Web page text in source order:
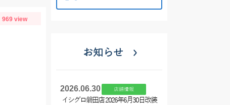
969 view
お知らせ
2026.06.30 店舗情報
イシグロ磐田店 2026年6月30日改装